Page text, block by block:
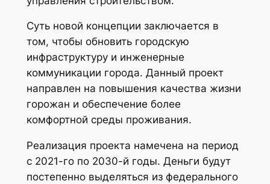
Суть новой концепции заключается в
том, чтобы обновить городскую
инфраструктуру и инженерные
коммуникации города. Данный проект
направлен на повышения качества жизни
горожан и обеспечение более
комфортной среды проживания.
Реализация проекта намечена на период
с 2021-го по 2030-й годы. Деньги будут
постепенно выделяться из федерального